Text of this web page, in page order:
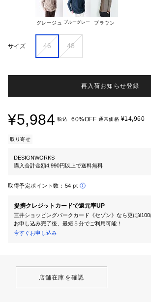
グレージュ ブルーグレー ブラウン
サイズ 46 48
再入荷お知らせ登録
¥5,984 税込 60%OFF 通常価格¥14,960
取り寄せ
DESIGNWORKS
購入合計金額4,990円以上で送料無料
取得予定ポイント数： 54 pt
提携クレジットカードで還元率UP
三井ショッピングパークカード《セゾン》なら更に¥100
お申し込み完了後、最短５分でご利用可能！
今すぐお申し込み
店舗在庫を確認